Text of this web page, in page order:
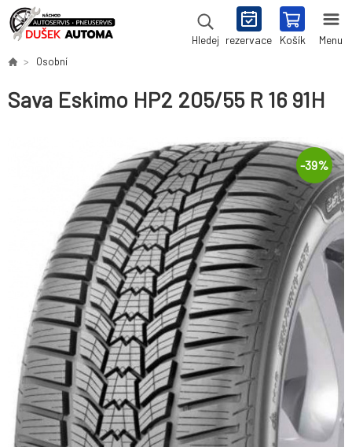
Hledej rezervace Košík Menu
Osobní
Sava Eskimo HP2 205/55 R 16 91H
-39%